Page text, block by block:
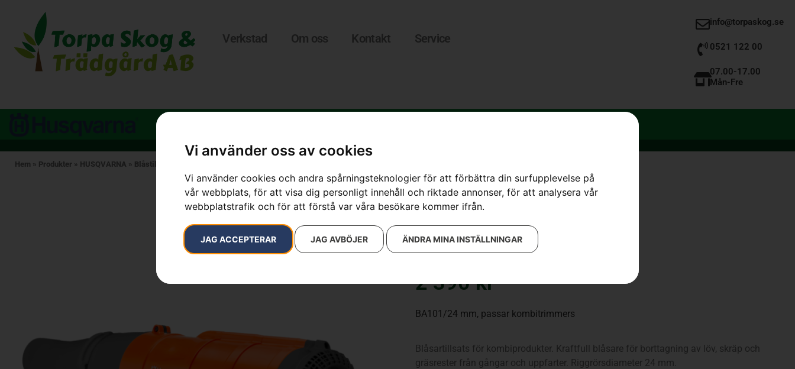
Vi använder oss av cookies
Vi använder cookies och andra spårningsteknologier för att förbättra din surfupplevelse på
vår webbplats, för att visa dig personligt innehåll och riktade annonser, för att analysera vår
webbplatstrafik och för att förstå var våra besökare kommer ifrån.
JAG ACCEPTERAR JAG AVBÖJER ÄNDRA MINA INSTÄLLNINGAR
Verkstad Om oss Kontakt Service
info@torpaskog.se
0521 122 00
07.00-17.00
Mån-Fre
Hem » Produkter » HUSQVARNA » Blåstillsats BA101/ 24
Blåstillsats BA101/ 24
Artikelnummer: 967286401
2 390kr
BA101/24 mm, passar kombitrimmers
Blåsartillsats för kombiprodukter. Kraftfull blåsare för borttagning av löv, skräp och
gräsrester från gångar och uppfarter. Riggrörsdiameter 24 mm.